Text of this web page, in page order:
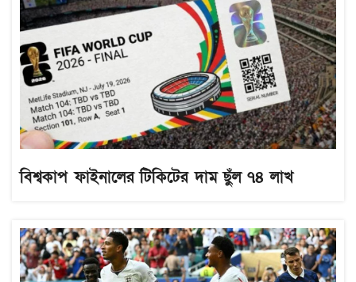
বিশ্বকাপ ফাইনালের টিকিটের দাম ছুঁল ৭৪ লাখ